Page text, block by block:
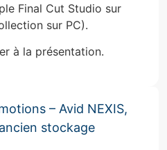
Final Cut Studio sur
sur PC).
à la présentation.
– Avid NEXIS,
stockage